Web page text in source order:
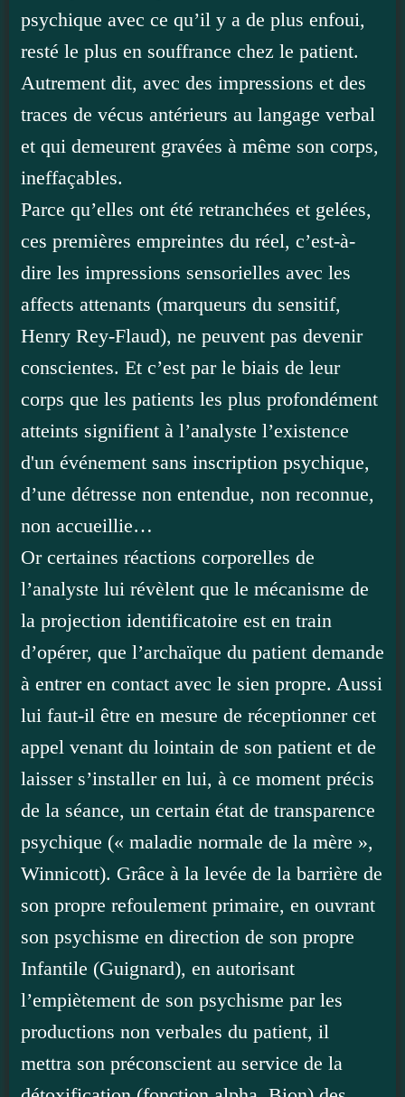
psychique avec ce qu’il y a de plus enfoui,
resté le plus en souffrance chez le patient.
Autrement dit, avec des impressions et des
traces de vécus antérieurs au langage verbal
et qui demeurent gravées à même son corps,
ineffaçables.
Parce qu’elles ont été retranchées et gelées,
ces premières empreintes du réel, c’est-à-
dire les impressions sensorielles avec les
affects attenants (marqueurs du sensitif,
Henry Rey-Flaud), ne peuvent pas devenir
conscientes. Et c’est par le biais de leur
corps que les patients les plus profondément
atteints signifient à l’analyste l’existence
d'un événement sans inscription psychique,
d’une détresse non entendue, non reconnue,
non accueillie…
Or certaines réactions corporelles de
l’analyste lui révèlent que le mécanisme de
la projection identificatoire est en train
d’opérer, que l’archaïque du patient demande
à entrer en contact avec le sien propre. Aussi
lui faut-il être en mesure de réceptionner cet
appel venant du lointain de son patient et de
laisser s’installer en lui, à ce moment précis
de la séance, un certain état de transparence
psychique (« maladie normale de la mère »,
Winnicott). Grâce à la levée de la barrière de
son propre refoulement primaire, en ouvrant
son psychisme en direction de son propre
Infantile (Guignard), en autorisant
l’empiètement de son psychisme par les
productions non verbales du patient, il
mettra son préconscient au service de la